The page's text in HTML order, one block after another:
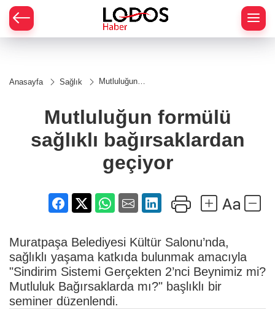
Anasayfa Sağlık
Mutluluğun
bağırsaklardan
geçiyor
Mutluluğun formülü
sağlıklı bağırsaklardan
geçiyor
Muratpaşa Belediyesi Kültür Salonu’nda,
sağlıklı yaşama katkıda bulunmak amacıyla
"Sindirim Sistemi Gerçekten 2’nci Beynimiz mi?
Mutluluk Bağırsaklarda mı?" başlıklı bir
seminer düzenlendi.